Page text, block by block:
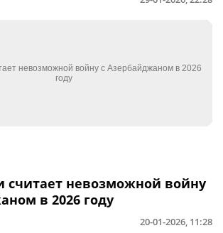
считает невозможной войну
в 2026 году
20-01-2026, 11:28